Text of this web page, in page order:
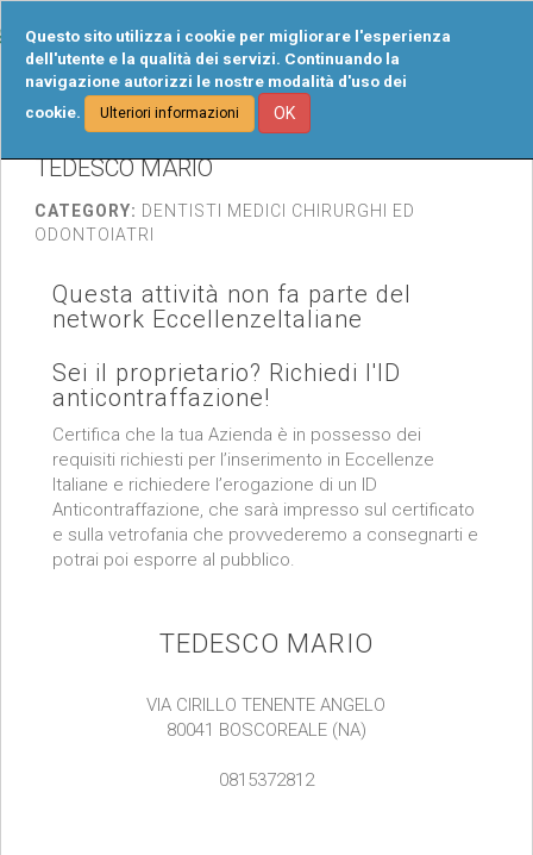
Questo sito utilizza i cookie per migliorare l'esperienza
dell'utente e la qualità dei servizi. Continuando la
navigazione autorizzi le nostre modalità d'uso dei
cookie.
Ulteriori informazioni OK
TEDESCO MARIO
CATEGORY: DENTISTI MEDICI CHIRURGHI ED
ODONTOIATRI
Questa attività non fa parte del
network EccellenzeItaliane
Sei il proprietario? Richiedi l'ID
anticontraffazione!
Certifica che la tua Azienda è in possesso dei
requisiti richiesti per l’inserimento in Eccellenze
Italiane e richiedere l’erogazione di un ID
Anticontraffazione, che sarà impresso sul certificato
e sulla vetrofania che provvederemo a consegnarti e
potrai poi esporre al pubblico.
TEDESCO MARIO
VIA CIRILLO TENENTE ANGELO
80041 BOSCOREALE (NA)
0815372812